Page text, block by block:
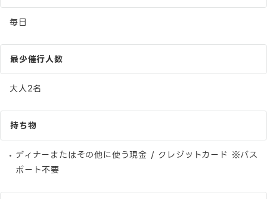
毎日
最少催行人数
大人2名
持ち物
ディナーまたはその他に使う現金 / クレジットカード ※パス
ポート不要